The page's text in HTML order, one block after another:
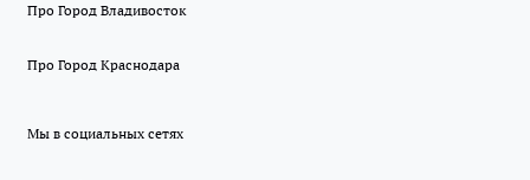
Про Город Владивосток
Про Город Краснодара
Мы в социальных сетях